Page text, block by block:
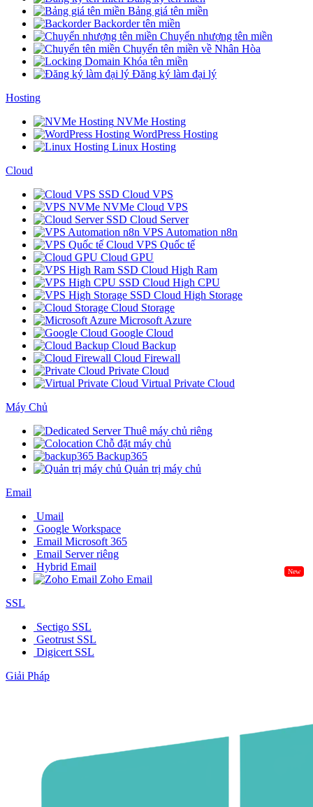
Bảng giá tên miền
Backorder tên miền
Chuyển nhượng tên miền
Chuyển tên miền về Nhân Hòa
Khóa tên miền
Đăng ký làm đại lý
Hosting
NVMe Hosting
WordPress Hosting
Linux Hosting
Cloud
SSD Cloud VPS
NVMe Cloud VPS
SSD Cloud Server
VPS Automation n8n
Cloud VPS Quốc tế
Cloud GPU
SSD Cloud High Ram
SSD Cloud High CPU
SSD Cloud High Storage
Cloud Storage
Microsoft Azure
Google Cloud
Cloud Backup
Cloud Firewall
Private Cloud
Virtual Private Cloud
Máy Chủ
Thuê máy chủ riêng
Chỗ đặt máy chủ
Backup365
Quản trị máy chủ
Email
Umail
Google Workspace
Email Microsoft 365
Email Server riêng
Hybrid Email
New
Zoho Email
SSL
Sectigo SSL
Geotrust SSL
Digicert SSL
Giải Pháp